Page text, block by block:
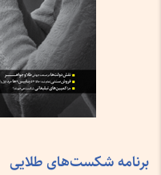
برنامه شکست‌های طلایی